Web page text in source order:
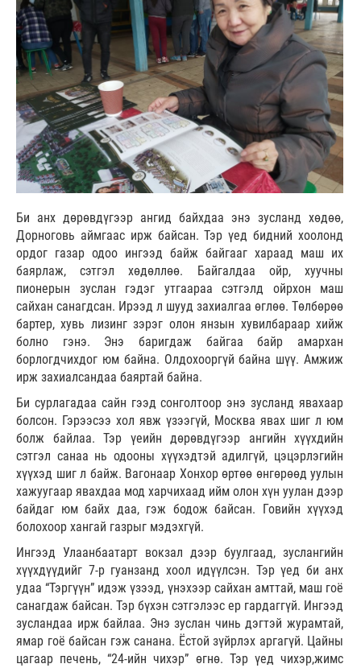
Би анх дөрөвдүгээр ангид байхдаа энэ зусланд хөдөө,
Дорноговь аймгаас ирж байсан. Тэр үед бидний хоолонд
ордог газар одоо ингээд байж байгааг хараад маш их
баярлаж, сэтгэл хөдөллөө. Байгалдаа ойр, хуучны
пионерын зуслан гэдэг утгаараа сэтгэлд ойрхон маш
сайхан санагдсан. Ирээд л шууд захиалгаа өглөө. Төлбөрөө
бартер, хувь лизинг зэрэг олон янзын хувилбараар хийж
болно гэнэ. Энэ баригдаж байгаа байр амархан
борлогдчихдог юм байна. Олдохооргүй байна шүү. Амжиж
ирж захиалсандаа баяртай байна.
Би сурлагадаа сайн гээд сонголтоор энэ зусланд явахаар
болсон. Гэрээсээ хол явж үзээгүй, Москва явах шиг л юм
болж байлаа. Тэр үеийн дөрөвдүгээр ангийн хүүхдийн
сэтгэл санаа нь одооны хүүхэдтэй адилгүй, цэцэрлэгийн
хүүхэд шиг л байж. Вагонаар Хонхор өртөө өнгөрөөд уулын
хажуугаар явахдаа мод харчихаад ийм олон хүн уулан дээр
байдаг юм байх даа, гэж бодож байсан. Говийн хүүхэд
болохоор хангай газрыг мэдэхгүй.
Ингээд Улаанбаатарт вокзал дээр буулгаад, зуслангийн
хүүхдүүдийг 7-р гуанзанд хоол идүүлсэн. Тэр үед би анх
удаа “Тэргүүн” идэж үзээд, үнэхээр сайхан амттай, маш гоё
санагдаж байсан. Тэр бүхэн сэтгэлээс ер гардаггүй. Ингээд
зусландаа ирж байлаа. Энэ зуслан чинь дэгтэй журамтай,
ямар гоё байсан гэж санана. Ёстой зүйрлэх аргагүй. Цайны
цагаар печень, “24-ийн чихэр” өгнө. Тэр үед чихэр,жимс